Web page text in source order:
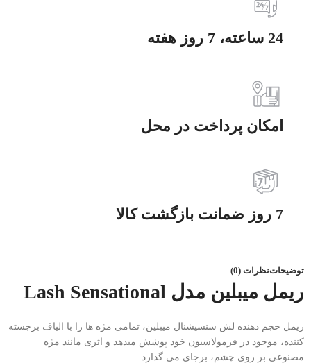
24 ساعته، 7 روز هفته
امکان پرداخت در محل
7 روز ضمانت بازگشت کالا
توضیحاتنظرات (0)
ریمل میبلین مدل Lash Sensational
ریمل حجم دهنده لش سنسیشنال میبلین، تمامی مژه ها را با الیاف برجسته
کننده، موجود در فرمولاسیون خود پوشش میدهد و اثری مانند مژه
مصنوعی بر روی چشم، برجای می گذارد.